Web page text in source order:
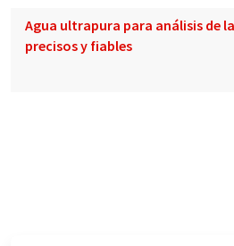
Agua ultrapura para análisis de
precisos y fiables